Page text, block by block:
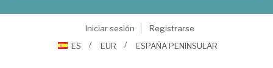
Iniciar sesión
Registrarse
ES
EUR ESPAÑA PENINSULAR